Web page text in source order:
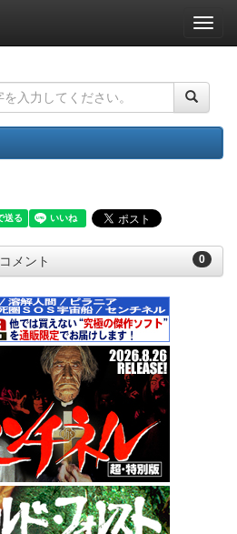
ナ
ビ
ー
ョ
ン
0
コメント